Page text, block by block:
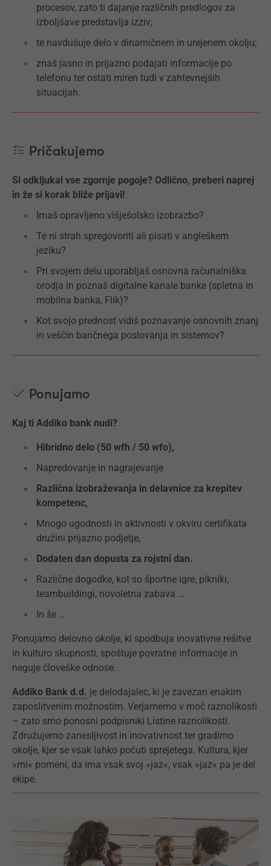
procesov, zato ti dajanje različnih predlogov za
izboljšave predstavlja izziv;
te navdušuje delo v dinamičnem in urejenem okolju;
znaš jasno in prijazno podajati informacije po
telefonu ter ostati miren tudi v zahtevnejših
situacijah.
Pričakujemo
Si odkljukal vse zgornje pogoje? Odlično, preberi naprej
in že si korak bliže prijavi!
Imaš opravljeno višješolsko izobrazbo?
Te ni strah spregovoriti ali pisati v angleškem
jeziku?
Pri svojem delu uporabljaš osnovna računalniška
orodja in poznaš digitalne kanale banke (spletna in
mobilna banka, Flik)?
Kot svojo prednost vidiš poznavanje osnovnih znanj
in veščin bančnega poslovanja in sistemov?
Ponujamo
Kaj ti Addiko bank nudi?
Hibridno delo (50 wfh / 50 wfo),
Napredovanje in nagrajevanje
Različna izobraževanja in delavnice za krepitev
kompetenc,
Mnogo ugodnosti in aktivnosti v okviru certifikata
družini prijazno podjetje,
Dodaten dan dopusta za rojstni dan.
Različne dogodke, kot so športne igre, pikniki,
teambuildingi, novoletna zabava …
In še …
Ponujamo delovno okolje, ki spodbuja inovativne rešitve
in kulturo skupnosti, spoštuje povratne informacije in
neguje človeške odnose.
Addiko Bank d.d. je delodajalec, ki je zavezan enakim
zaposlitvenim možnostim. Verjamemo v moč raznolikosti
– zato smo ponosni podpisniki Listine raznolikosti.
Združujemo zanesljivost in inovativnost ter gradimo
okolje, kjer se vsak lahko počuti sprejetega. Kultura, kjer
»mi« pomeni, da ima vsak svoj »jaz«, vsak »jaz« pa je del
ekipe.